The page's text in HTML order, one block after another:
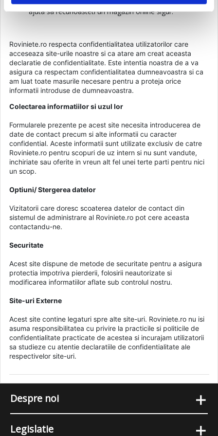
ajuta sa recunoasteti un magazin online sigur.
Roviniete.ro respecta confidentialitatea utilizatorilor care
acceseaza site-urile noastre si ca atare am creat aceasta
declaratie de confidentialitate. Este intentia noastra de a va
asigura ca respectam confidentialitatea dumneavoastra si ca
am luat toate masurile necesare pentru a proteja orice
informatii introduse de dumneavoastra.
Colectarea informatiilor si uzul lor
Formularele prezente pe acest site necesita introducerea de
date de contact precum si alte informatii cu caracter
confidential. Aceste informatii sunt utilizate exclusiv de catre
Roviniete.ro pentru scopuri de uz intern si nu sunt vandute,
inchiriate sau oferite in vreun alt fel unei terte parti pentru nici
un scop.
Optiuni/ Stergerea datelor
Vizitatorii care doresc scoaterea datelor de contact din
sistemul de administrare al Roviniete.ro pot cere aceasta
contactandu-ne.
Securitate
Acest site dispune de metode de securitate pentru a asigura
protectia impotriva pierderii, folosirii neautorizate si
modificarea informatiilor aflate sub controlul nostru.
Site-uri Externe
Acest site contine legaturi spre alte site-uri. Roviniete.ro nu isi
asuma responsibilitatea cu privire la practicile si politicile de
confidentialitate practicate de acestea si incurajam utilizatorii
sa studieze cu atentie declaratiile de confidentialitate ale
respectivelor site-uri.
Despre noi +
Legislatie +